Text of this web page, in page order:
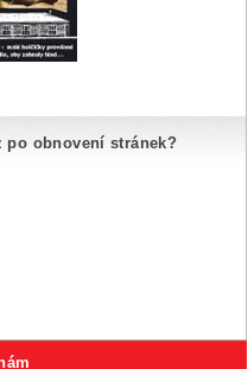
po obnovení stránek?